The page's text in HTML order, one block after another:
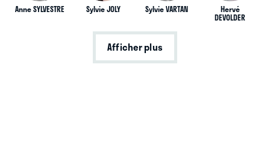
Anne SYLVESTRE Sylvie JOLY Sylvie VARTAN Hervé
DEVOLDER
Afficher plus